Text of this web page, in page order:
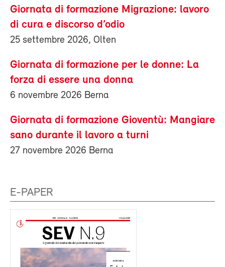
Giornata di formazione Migrazione: lavoro
di cura e discorso d’odio
25 settembre 2026, Olten
Giornata di formazione per le donne: La
forza di essere una donna
6 novembre 2026 Berna
Giornata di formazione Gioventù: Mangiare
sano durante il lavoro a turni
27 novembre 2026 Berna
E-PAPER